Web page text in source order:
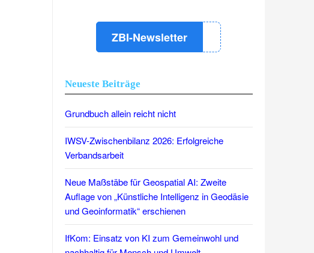
ZBI-Newsletter
Neueste Beiträge
Grundbuch allein reicht nicht
IWSV-Zwischenbilanz 2026: Erfolgreiche
Verbandsarbeit
Neue Maßstäbe für Geospatial AI: Zweite
Auflage von „Künstliche Intelligenz in Geodäsie
und Geoinformatik“ erschienen
IfKom: Einsatz von KI zum Gemeinwohl und